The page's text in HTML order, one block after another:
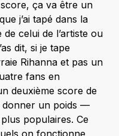
ça va être un
j’ai tapé dans la
celui de l’artiste ou
dit, si je tape
Rihanna et pas un
fans en
deuxième score de
donner un poids —
populaires. Ce
on fonctionne